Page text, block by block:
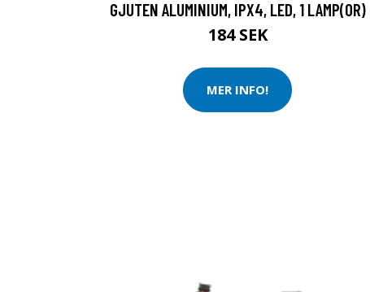
GJUTEN ALUMINIUM, IPX4, LED, 1 LAMP(OR)
184 SEK
MER INFO!